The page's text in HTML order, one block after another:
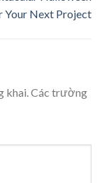
Your Next Project
khai.Các trường